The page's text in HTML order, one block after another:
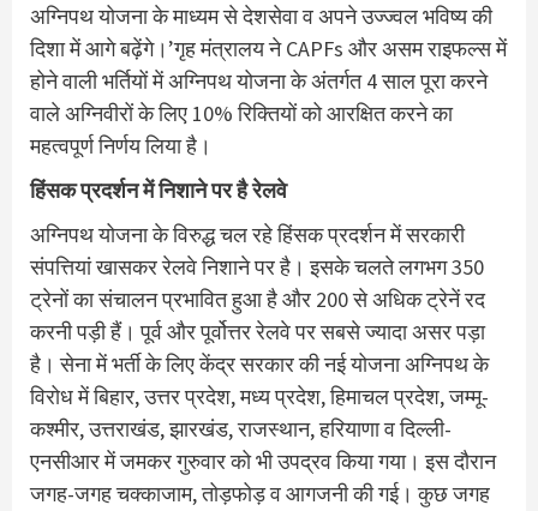
अग्निपथ योजना के माध्यम से देशसेवा व अपने उज्ज्वल भविष्य की
दिशा में आगे बढ़ेंगे।’गृह मंत्रालय ने CAPFs और असम राइफल्स में
होने वाली भर्तियों में अग्निपथ योजना के अंतर्गत 4 साल पूरा करने
वाले अग्निवीरों के लिए 10% रिक्तियों को आरक्षित करने का
महत्वपूर्ण निर्णय लिया है।
हिंसक प्रदर्शन में निशाने पर है रेलवे
अग्निपथ योजना के विरुद्ध चल रहे हिंसक प्रदर्शन में सरकारी
संपत्तियां खासकर रेलवे निशाने पर है। इसके चलते लगभग 350
ट्रेनों का संचालन प्रभावित हुआ है और 200 से अधिक ट्रेनें रद
करनी पड़ी हैं। पूर्व और पूर्वोत्तर रेलवे पर सबसे ज्यादा असर पड़ा
है। सेना में भर्ती के लिए केंद्र सरकार की नई योजना अग्निपथ के
विरोध में बिहार, उत्तर प्रदेश, मध्य प्रदेश, हिमाचल प्रदेश, जम्मू-
कश्मीर, उत्तराखंड, झारखंड, राजस्थान, हरियाणा व दिल्ली-
एनसीआर में जमकर गुरुवार को भी उपद्रव किया गया। इस दौरान
जगह-जगह चक्काजाम, तोड़फोड़ व आगजनी की गई। कुछ जगह